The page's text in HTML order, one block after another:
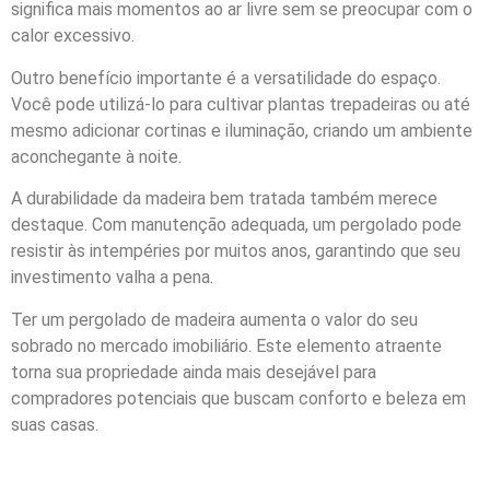
significa mais momentos ao ar livre sem se preocupar com o
calor excessivo.
Outro benefício importante é a versatilidade do espaço.
Você pode utilizá-lo para cultivar plantas trepadeiras ou até
mesmo adicionar cortinas e iluminação, criando um ambiente
aconchegante à noite.
A durabilidade da madeira bem tratada também merece
destaque. Com manutenção adequada, um pergolado pode
resistir às intempéries por muitos anos, garantindo que seu
investimento valha a pena.
Ter um pergolado de madeira aumenta o valor do seu
sobrado no mercado imobiliário. Este elemento atraente
torna sua propriedade ainda mais desejável para
compradores potenciais que buscam conforto e beleza em
suas casas.